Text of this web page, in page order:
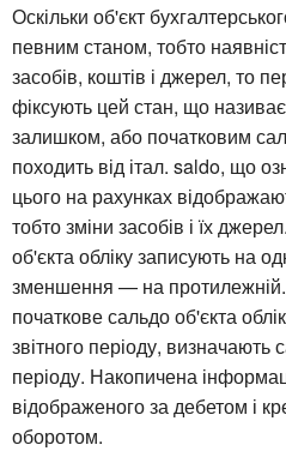
Оскільки об'єкт
певним станом, тобто
засобів, коштів і джерел, то
фіксують цей стан, що
залишком, або початковим
походить від італ. saldo, що
цього на рахунках
тобто зміни засобів і їх
об'єкта обліку записують на
зменшення — на
початкове сальдо об'єкта
звітного періоду, визначають
періоду. Накопичена
відображеного за дебетом і
оборотом.